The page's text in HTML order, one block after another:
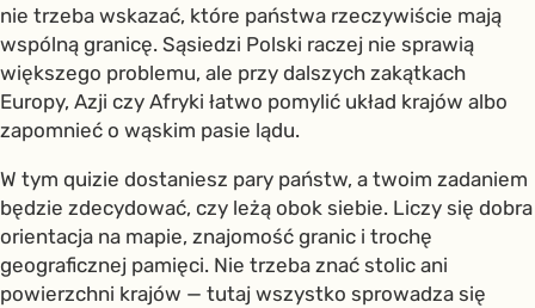
nie trzeba wskazać, które państwa rzeczywiście mają
wspólną granicę. Sąsiedzi Polski raczej nie sprawią
większego problemu, ale przy dalszych zakątkach
Europy, Azji czy Afryki łatwo pomylić układ krajów albo
zapomnieć o wąskim pasie lądu.
W tym quizie dostaniesz pary państw, a twoim zadaniem
będzie zdecydować, czy leżą obok siebie. Liczy się dobra
orientacja na mapie, znajomość granic i trochę
geograficznej pamięci. Nie trzeba znać stolic ani
powierzchni krajów — tutaj wszystko sprowadza się